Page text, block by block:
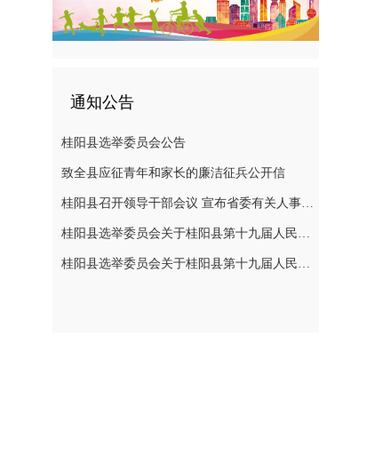
通知公告
桂阳县选举委员会公告
致全县应征青年和家长的廉洁征兵公开信
桂阳县召开领导干部会议 宣布省委有关人事安排决定
桂阳县选举委员会关于桂阳县第十九届人民代表大会代表选举日的公告
桂阳县选举委员会关于桂阳县第十九届人民代表大会代表选举日的公告